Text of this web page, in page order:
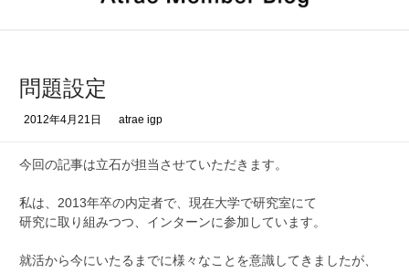
問題設定
2012年4月21日 atrae igp
今回の記事は立石が担当させていただきます。
私は、2013年卒の内定者で、現在大学で研究室にて
研究に取り組みつつ、インターンに参加しています。
就活から今にいたるまでに様々なことを意識してきましたが、